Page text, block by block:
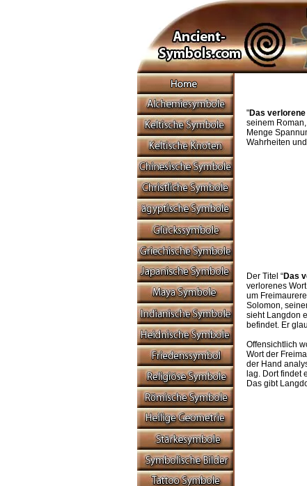
"Das verlorene
seinem
Menge
Wahrheiten
Der Titel “Das
verlorenes
um
Solomon,
sieht Langdon
befindet. Er
Offensichtlich
Wort der
der Hand
lag. Dort findet
Das gibt